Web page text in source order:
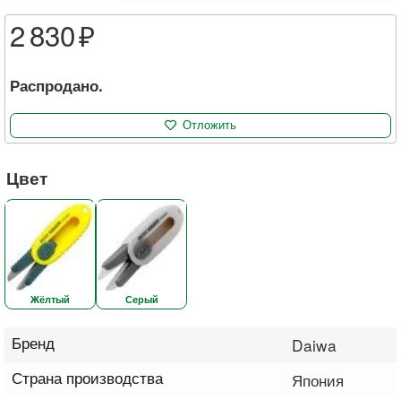
Цвет
Жёлтый Серый
Бренд
Daiwa
Страна производства
Япония
2 830
Распродано.
Отложить